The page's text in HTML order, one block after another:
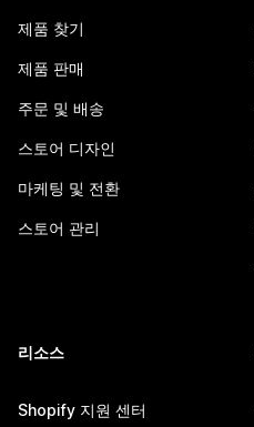
제품 찾기
제품 판매
주문 및 배송
스토어 디자인
마케팅 및 전환
스토어 관리
리소스
Shopify 지원 센터